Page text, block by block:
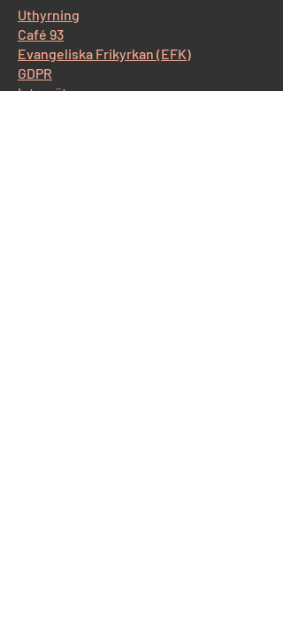
Uthyrning
Café 93
Evangeliska Frikyrkan (EFK)
GDPR
Intranät